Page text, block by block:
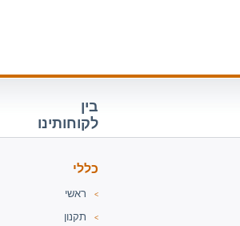
בין
לקוחותינו
כללי
ראשי <
תקנון <